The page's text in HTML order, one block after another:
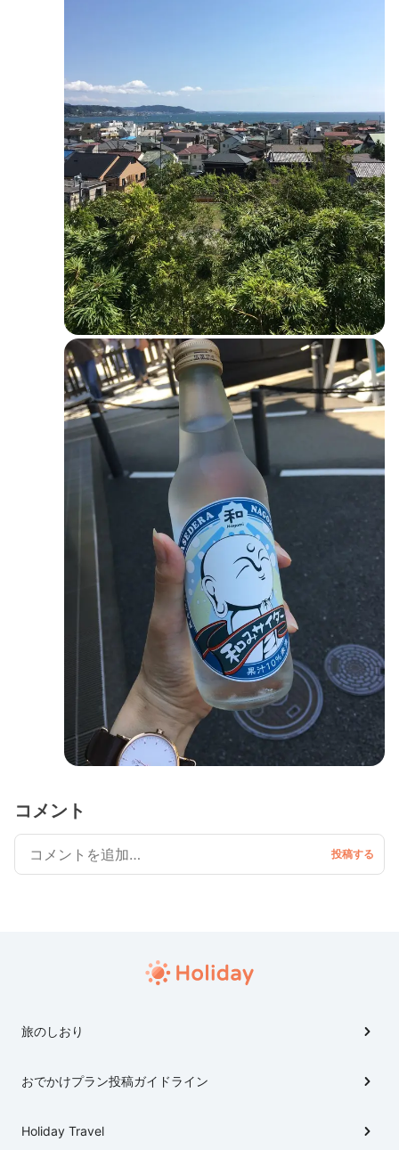
コメント
旅のしおり
おでかけプラン投稿ガイドライン
Holiday Travel